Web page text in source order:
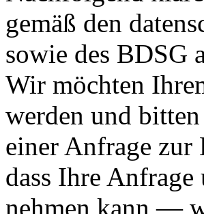
gemäß den
sowie des BDSG
Wir möchten
werden und
einer Anfrage zur
dass Ihre
nehmen kann —